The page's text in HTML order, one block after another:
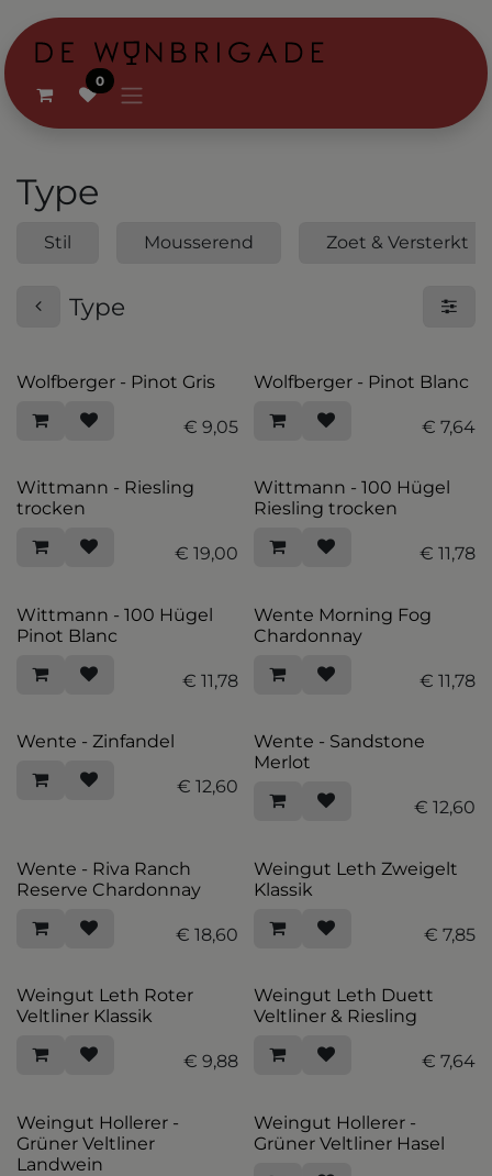
0
Type
Stil Mousserend Zoet & Versterkt
Type
Wolfberger - Pinot Gris
€ 9,05
Wolfberger - Pinot Blanc
€ 7,64
Wittmann - Riesling
trocken
€ 19,00
Wittmann - 100 Hügel
Riesling trocken
€ 11,78
Wittmann - 100 Hügel
Pinot Blanc
€ 11,78
Wente Morning Fog
Chardonnay
€ 11,78
Wente - Zinfandel
€ 12,60
Wente - Sandstone
Merlot
€ 12,60
Wente - Riva Ranch
Reserve Chardonnay
€ 18,60
Weingut Leth Zweigelt
Klassik
€ 7,85
Weingut Leth Roter
Veltliner Klassik
€ 9,88
Weingut Leth Duett
Veltliner & Riesling
€ 7,64
Weingut Hollerer -
Grüner Veltliner
Landwein
Weingut Hollerer -
Grüner Veltliner Hasel